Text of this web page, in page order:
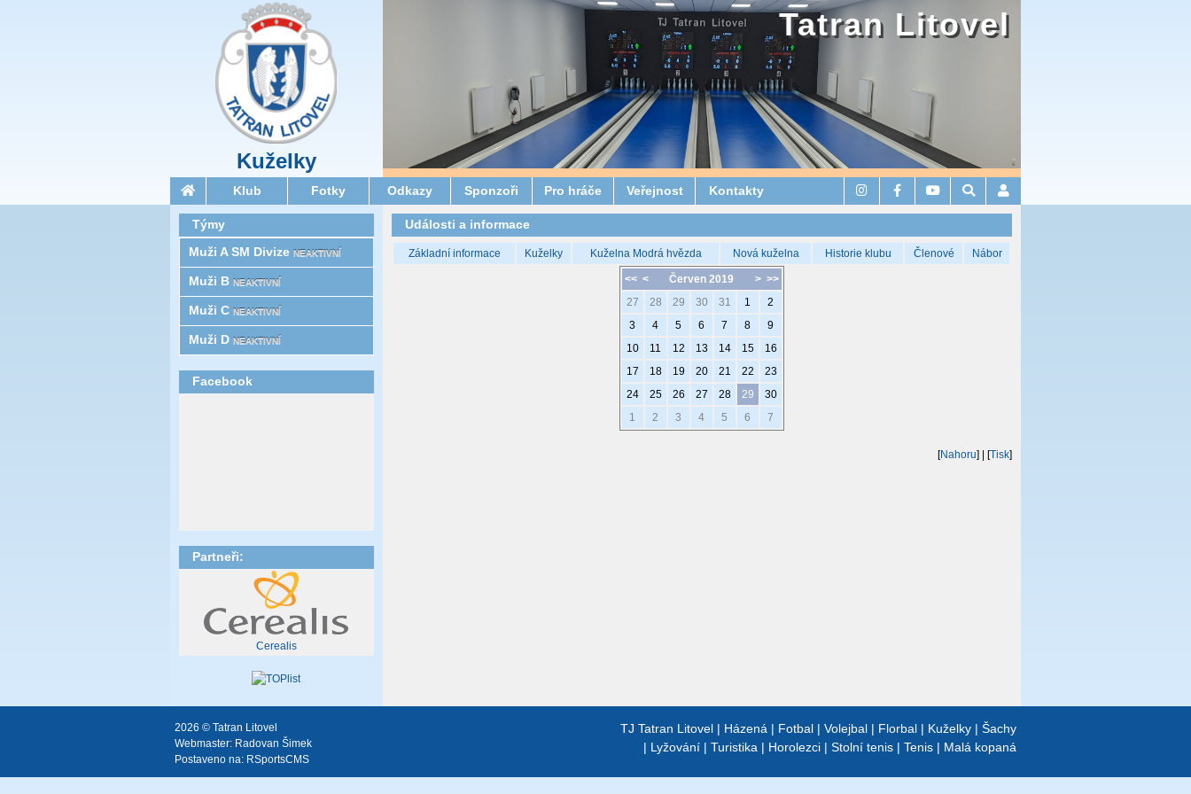
Kuželky
Tatran Litovel
Klub Fotky Odkazy Sponzoři Pro hráče Veřejnost Kontakty
Události a informace
Základní informace Kuželky Kuželna Modrá hvězda Nová kuželna Historie klubu Členové Nábor
<< < > >>
Červen 2019
27
28 29 30 31 1
2
3
4 5 6 7 8
9
10
11 12 13 14 15
16
17
18 19 20 21 22
23
24
25 26 27 28 29
30
1
2 3 4 5 6 7
[Nahoru] | [Tisk]
Týmy
Muži A SM Divize NEAKTIVNÍ
Muži B NEAKTIVNÍ
Muži C NEAKTIVNÍ
Muži D NEAKTIVNÍ
Facebook
Partneři:
Cerealis
TJ Tatran Litovel | Házená | Fotbal | Volejbal | Florbal | Kuželky | Šachy
| Lyžování | Turistika | Horolezci | Stolní tenis | Tenis | Malá kopaná
2026 © Tatran Litovel
Webmaster: Radovan Šimek
Postaveno na: RSportsCMS